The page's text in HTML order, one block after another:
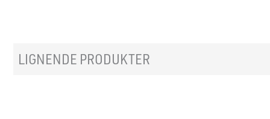
LIGNENDE PRODUKTER